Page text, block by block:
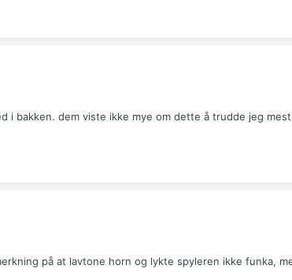
bakken. dem viste ikke mye om dette å trudde jeg
på at lavtone horn og lykte spyleren ikke funka,